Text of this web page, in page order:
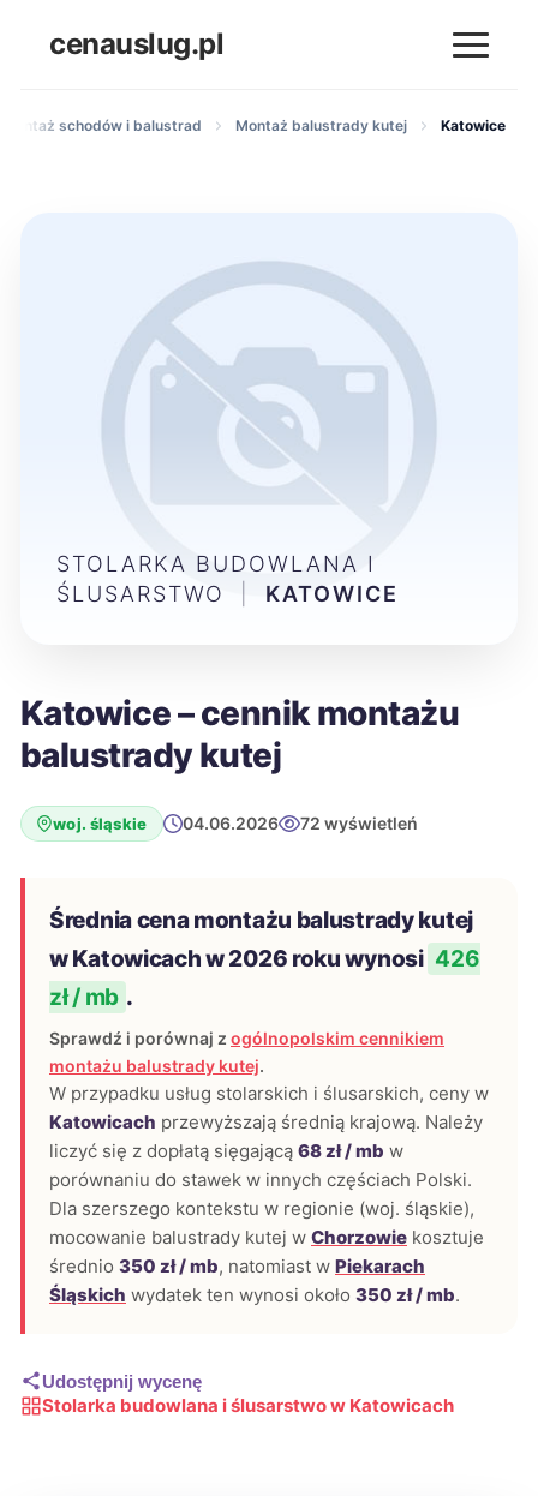
cenauslug.pl
montaż schodów i balustrad Montaż balustrady kutej Katowice
Katowice – cennik montażu
balustrady kutej
woj. śląskie 04.06.2026 72 wyświetleń
Średnia cena montażu balustrady kutej
w Katowicach w 2026 roku wynosi 426
zł / mb .
Sprawdź i porównaj z ogólnopolskim cennikiem
montażu balustrady kutej.
W przypadku usług stolarskich i ślusarskich, ceny w
Katowicach przewyższają średnią krajową. Należy
liczyć się z dopłatą sięgającą 68 zł / mb w
porównaniu do stawek w innych częściach Polski.
Dla szerszego kontekstu w regionie (woj. śląskie),
mocowanie balustrady kutej w Chorzowie kosztuje
średnio 350 zł / mb, natomiast w Piekarach
Śląskich wydatek ten wynosi około 350 zł / mb.
Udostępnij wycenę
Stolarka budowlana i ślusarstwo w Katowicach
STOLARKA BUDOWLANA I
ŚLUSARSTWO
KATOWICE